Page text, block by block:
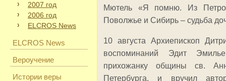
2007 год
2006 год
ELCROS News
ELCROS News
Вероучение
Истории веры
Мютель «Я помню. Из
Поволжье и Сибирь – судьба
10 августа Архиепископ
воспоминаний Эдит
прихожанку общины св.
Петербурга, и вручил